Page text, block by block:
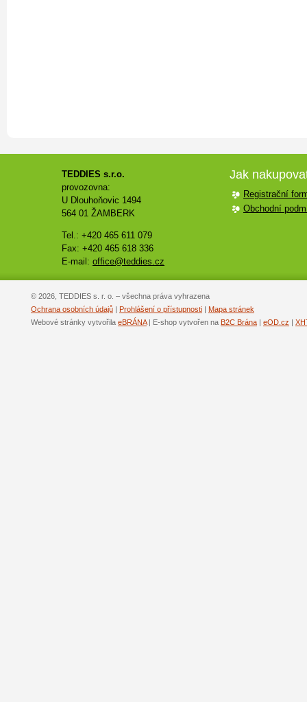
TEDDIES s.r.o.
provozovna:
U Dlouhoňovic 1494
564 01 ŽAMBERK
Tel.: +420 465 611 079
Fax: +420 465 618 336
E-mail: office@teddies.cz
Jak
Registrační
Obchodní
© 2026, TEDDIES s. r. o. – všechna práva vyhrazena
Ochrana osobních údajů | Prohlášení o přístupnosti | Mapa stránek
Webové stránky vytvořila eBRÁNA| E-shop vytvořen na B2C Brána | eOD.cz |